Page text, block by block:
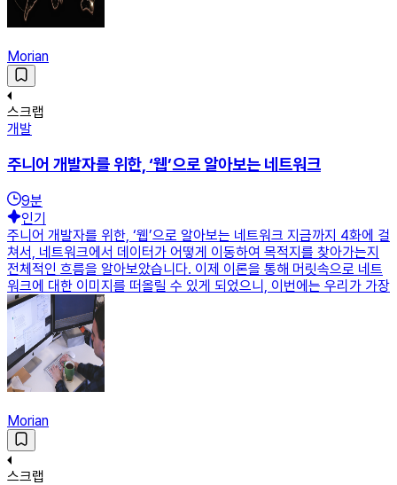
Morian
스크랩
개발
주니어 개발자를 위한, ‘웹’으로 알아보는 네트워크
9분
인기
주니어 개발자를 위한, ‘웹’으로 알아보는 네트워크 지금까지 4화에 걸
쳐서, 네트워크에서 데이터가 어떻게 이동하여 목적지를 찾아가는지
전체적인 흐름을 알아보았습니다. 이제 이론을 통해 머릿속으로 네트
워크에 대한 이미지를 떠올릴 수 있게 되었으니, 이번에는 우리가 가장
Morian
스크랩